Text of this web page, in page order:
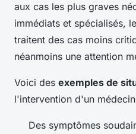
aux cas les plus graves
immédiats et spécialisés,
traitent des cas moins
néanmoins une attention
Voici des exemples de
l'intervention d'un
Des symptômes